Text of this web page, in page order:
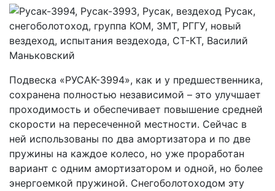
Подвеска «РУСАК-3994», как и у предшественника,
сохранена полностью независимой – это улучшает
проходимость и обеспечивает повышение средней
скорости на пересеченной местности. Сейчас в
ней использованы по два амортизатора и по две
пружины на каждое колесо, но уже проработан
вариант с одним амортизатором и одной, но более
энергоемкой пружиной. Снегоболотоходом эту